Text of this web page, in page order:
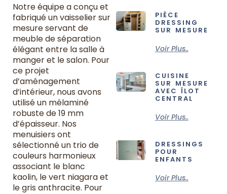
Notre équipe a conçu et
fabriqué un vaisselier sur
mesure servant de
meuble de séparation
élégant entre la salle à
manger et le salon. Pour
ce projet
d’aménagement
d’intérieur, nous avons
utilisé un mélaminé
robuste de 19 mm
d’épaisseur. Nos
menuisiers ont
sélectionné un trio de
couleurs harmonieux
associant le blanc
kaolin, le vert niagara et
le gris anthracite. Pour
PIÈCE
DRESSING
SUR MESURE
Voir Plus..
CUISINE
SUR MESURE
AVEC ÎLOT
CENTRAL
Voir Plus..
DRESSINGS
POUR
ENFANTS
Voir Plus..